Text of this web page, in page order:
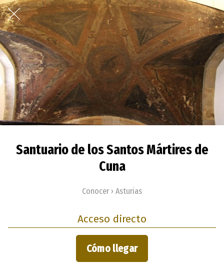
Santuario de los Santos Mártires de
Cuna
Conocer › Asturias
Acceso directo
Cómo llegar